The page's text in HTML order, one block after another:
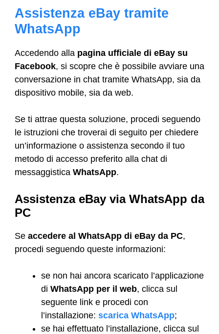
Assistenza eBay tramite
WhatsApp
Accedendo alla pagina ufficiale di eBay su
Facebook, si scopre che è possibile avviare una
conversazione in chat tramite WhatsApp, sia da
dispositivo mobile, sia da web.
Se ti attrae questa soluzione, procedi seguendo
le istruzioni che troverai di seguito per chiedere
un’informazione o assistenza secondo il tuo
metodo di accesso preferito alla chat di
messaggistica WhatsApp.
Assistenza eBay via WhatsApp da
PC
Se accedere al WhatsApp di eBay da PC,
procedi seguendo queste informazioni:
se non hai ancora scaricato l’applicazione
di WhatsApp per il web, clicca sul
seguente link e procedi con
l’installazione: scarica WhatsApp;
se hai effettuato l’installazione, clicca sul